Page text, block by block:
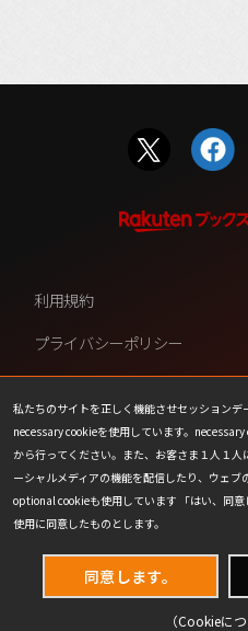
私たちのサイトを正しく機能させセッション
necessary cookieを使用しています。
から行ってください。また、お客さま１人１
ーシャルメディアの機能を配信したり、ウェブ
optional cookieも使用しています 「はい、同
使用に同意したものとします。
同意します。
（Cookieに
利用規約
プライバシーポリシー
ファンコンテンツ・ポリシー
COOKIE
会社情報